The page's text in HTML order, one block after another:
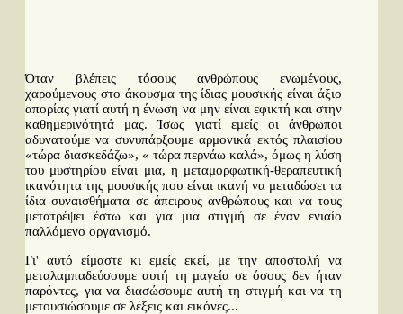
Όταν βλέπεις τόσους ανθρώπους ενωμένους,
χαρούμενους στο άκουσμα της ίδιας μουσικής είναι άξιο
απορίας γιατί αυτή η ένωση να μην είναι εφικτή και στην
καθημερινότητά μας. Ίσως γιατί εμείς οι άνθρωποι
αδυνατούμε να συνυπάρξουμε αρμονικά εκτός πλαισίου
«τώρα διασκεδάζω», « τώρα περνάω καλά», όμως η λύση
του μυστηρίου είναι μια, η μεταμορφωτική-θεραπευτική
ικανότητα της μουσικής που είναι ικανή να μεταδώσει τα
ίδια συναισθήματα σε άπειρους ανθρώπους και να τους
μετατρέψει έστω και για μια στιγμή σε έναν ενιαίο
παλλόμενο οργανισμό.
Γι' αυτό είμαστε κι εμείς εκεί, με την αποστολή να
μεταλαμπαδεύσουμε αυτή τη μαγεία σε όσους δεν ήταν
παρόντες, για να διασώσουμε αυτή τη στιγμή και να τη
μετουσιώσουμε σε λέξεις και εικόνες...